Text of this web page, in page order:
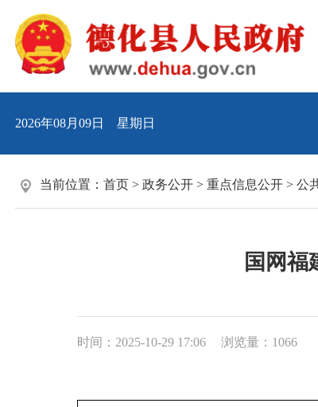
2026年08月09日 星期日
当前位置： 首页 > 政务公开 > 重点信息公开 > 公
国网福
时间：2025-10-29 17:06 浏览量： 1066